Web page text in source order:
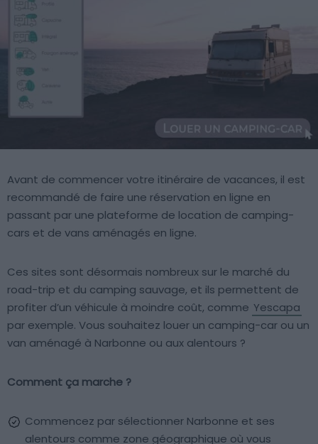
Avant de commencer votre itinéraire de vacances, il est
recommandé de faire une réservation en ligne en
passant par une plateforme de location de camping-
cars et de vans aménagés en ligne.
Ces sites sont désormais nombreux sur le marché du
road-trip et du camping sauvage, et ils permettent de
profiter d’un véhicule à moindre coût, comme Yescapa
par exemple. Vous souhaitez louer un camping-car ou un
van aménagé à Narbonne ou aux alentours ?
Comment ça marche ?
Commencez par sélectionner Narbonne et ses
alentours comme zone géographique où vous